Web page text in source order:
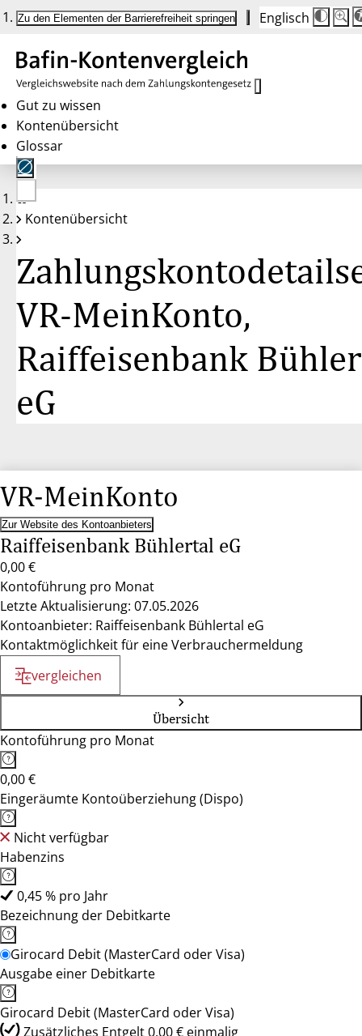
Zu den Elementen der Barrierefreiheit springen Englisch
Die
auf
100
100
Gut zu wissen
Kontenübersicht
Glossar
Keine
Konten
Kontenübersicht
VR-MeinKonto,
Raiffeisenbank
eG
VR-MeinKonto
Zur Website des Kontoanbieters
Raiffeisenbank Bühlertal eG
0,00 €
Kontoführung pro Monat
Letzte Aktualisierung: 07.05.2026
Kontoanbieter: Raiffeisenbank Bühlertal eG
Kontaktmöglichkeit für eine Verbrauchermeldung
vergleichen
Übersicht
Kontoführung pro Monat
0,00 €
Eingeräumte Kontoüberziehung (Dispo)
Nicht verfügbar
Habenzins
0,45 % pro Jahr
Bezeichnung der Debitkarte
Girocard Debit (MasterCard oder Visa)
Ausgabe einer Debitkarte
Girocard Debit (MasterCard oder Visa)
Zusätzliches Entgelt 0,00 € einmalig